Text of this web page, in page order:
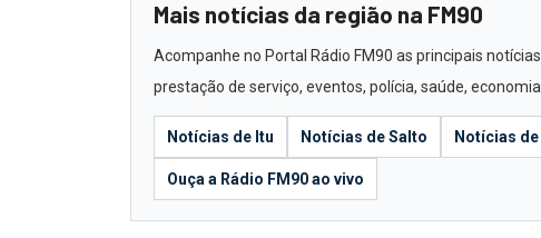
Mais notícias da região na FM90
Acompanhe no Portal Rádio FM90 as principais
prestação de serviço, eventos, polícia, saúde,
Notícias de Itu Notícias de Salto Notícias
Ouça a Rádio FM90 ao vivo